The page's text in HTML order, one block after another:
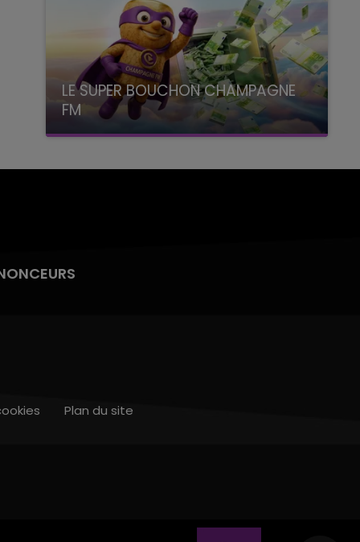
LE SUPER BOUCHON CHAMPAGNE
FM
avec La Famille Champagne FM, à 8H10
Plan du site